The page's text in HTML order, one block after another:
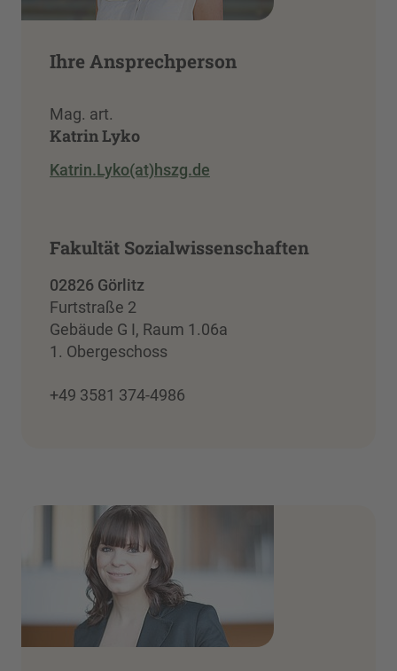
Ihre Ansprechperson
Mag. art.
Katrin Lyko
Katrin.Lyko(at)hszg.de
Fakultät Sozialwissenschaften
02826 Görlitz
Furtstraße 2
Gebäude G I, Raum 1.06a
1. Obergeschoss
+49 3581 374-4986